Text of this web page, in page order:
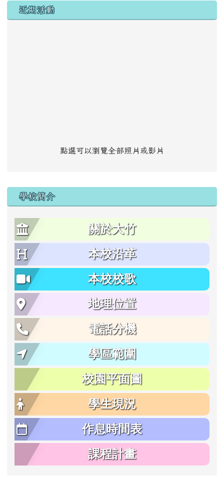
左邊區域內容
近期活動
點選可以瀏覽全部照片或影片
學校簡介
關於大竹
本校沿革
本校校歌
地理位置
電話分機
學區範圍
校園平面圖
學生現況
作息時間表
課程計畫